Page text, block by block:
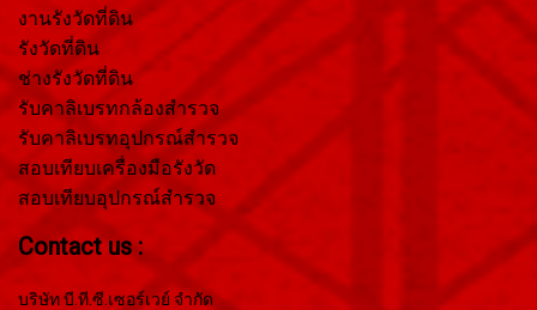
งานรังวัดที่ดิน
รังวัดที่ดิน
ช่างรังวัดที่ดิน
รับคาลิเบรทกล้องสำรวจ
รับคาลิเบรทอุปกรณ์สำรวจ
สอบเทียบเครื่องมือรังวัด
สอบเทียบอุปกรณ์สำรวจ
Contact us :
บริษัท บี.ที.ซี.เซอร์เวย์ จำกัด